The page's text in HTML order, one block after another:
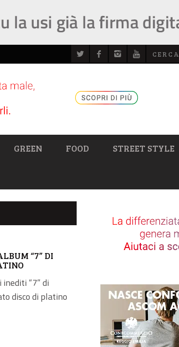
GREEN FOOD STREET STYLE
“7” DI
inediti “7” di
disco di platino